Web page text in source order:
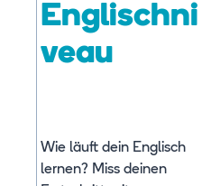
Englischni
veau
Wie läuft dein Englisch
lernen? Miss deinen